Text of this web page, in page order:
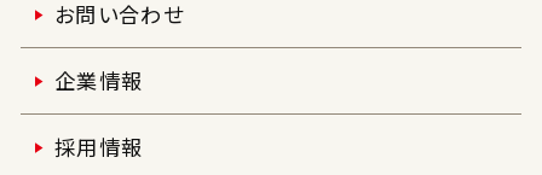
お問い合わせ
企業情報